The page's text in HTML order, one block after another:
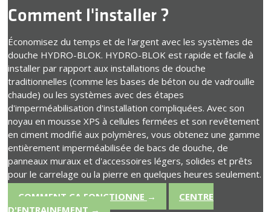
Comment l'installer ?
Économisez du temps et de l'argent avec les systèmes de
douche HYDRO-BLOK. HYDRO-BLOK est rapide et facile à
installer par rapport aux installations de douche
traditionnelles (comme les bases de béton ou de vadrouille
chaude) ou les systèmes avec des étapes
d'imperméabilisation d'installation compliquées. Avec son
noyau en mousse XPS à cellules fermées et son revêtement
en ciment modifié aux polymères, vous obtenez une gamme
entièrement imperméabilisée de bacs de douche, de
panneaux muraux et d'accessoires légers, solides et prêts
pour le carrelage ou la pierre en quelques heures seulement.
COMMENT ÇA FONCTIONNE →
CENTRE
D'ENTRAINEMENT →